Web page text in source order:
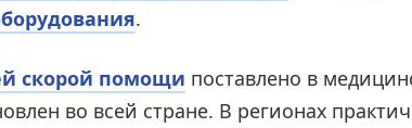
.
скорой помощи поставлено в
во всей стране. В регионах